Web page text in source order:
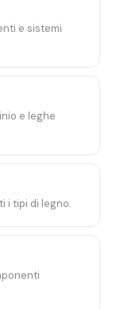
e sistemi
e leghe
i tipi di legno.